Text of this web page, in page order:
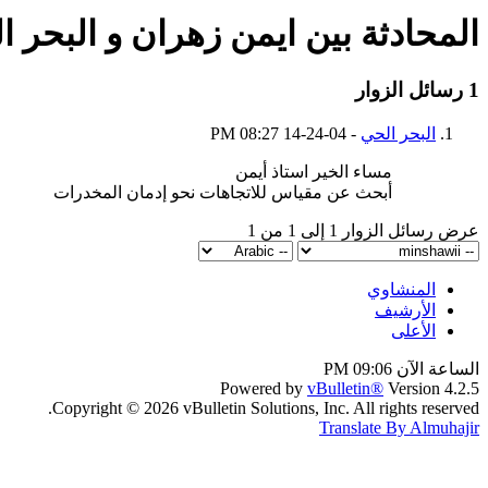
المحادثة بين ايمن زهران و البحر
1 رسائل الزوار
البحر الحي -
04-24-14
08:27 PM
مساء الخير استاذ أيمن
أبحث عن مقياس للاتجاهات نحو إدمان المخدرات
عرض رسائل الزوار 1 إلى 1 من 1
المنشاوي
الأرشيف
الأعلى
الساعة الآن 09:06 PM
Powered by vBulletin® Version 4.2.5
Copyright © 2026 vBulletin Solutions, Inc. All rights reserved.
Translate By Almuhajir